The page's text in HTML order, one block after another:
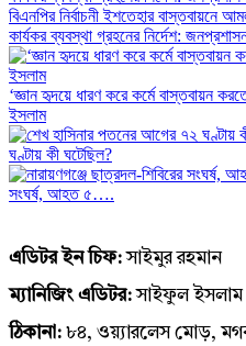
বিএনপির নির্বাচনী ইশতেহার বাস্তবায়নে
কার্যকর ব্যবস্থা গ্রহনের নির্দেশ:
‘জ্ঞান হৃদয়ে ধারণ করে কর্মে বাস্তবায়ন
ইসলাম
ঘণ্টায় কী ঘটেছিল?
সংঘর্ষ, আহত ৫….
এডিটর ইন চিফ:সাইমুর রহমান
ম্যানিজিং এডিটর:সাইফুল ইসলাম
ঠিকানা: ৮৪, ওয়্যারলেস মোড়,